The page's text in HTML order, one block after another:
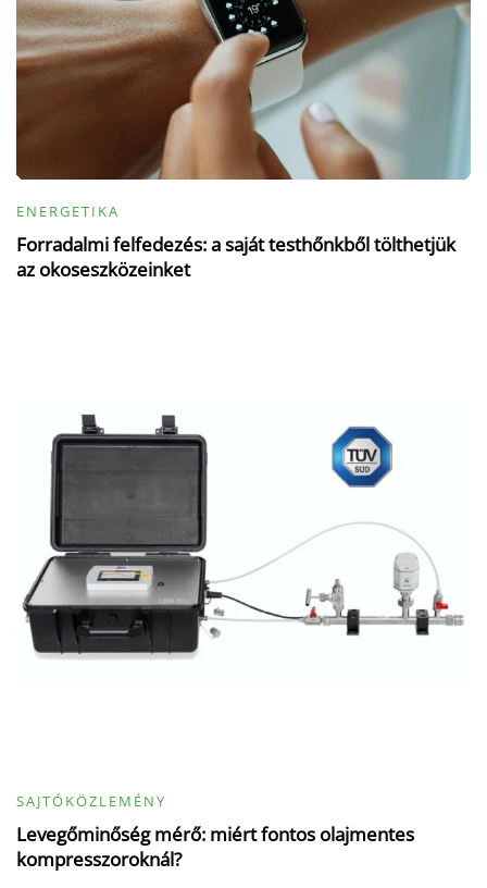
ENERGETIKA
Forradalmi felfedezés: a saját testhőnkből tölthetjük
az okoseszközeinket
SAJTÓKÖZLEMÉNY
Levegőminőség mérő: miért fontos olajmentes
kompresszoroknál?